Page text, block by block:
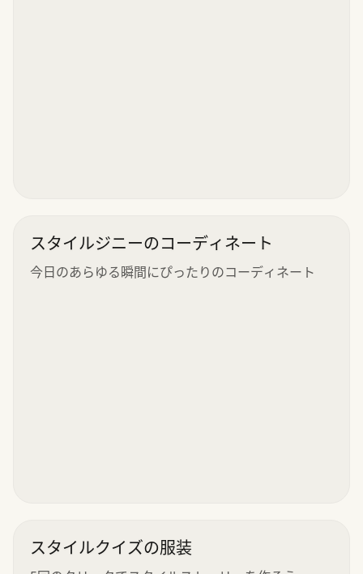
スタイルジニーのコーディネート
今日のあらゆる瞬間にぴったりのコーディネート
スタイルクイズの服装